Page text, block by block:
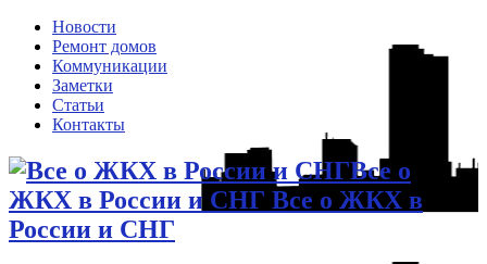
Новости
Ремонт домов
Коммуникации
Заметки
Статьи
Контакты
Все о
ЖКХ в России и СНГ Все о ЖКХ в
России и СНГ